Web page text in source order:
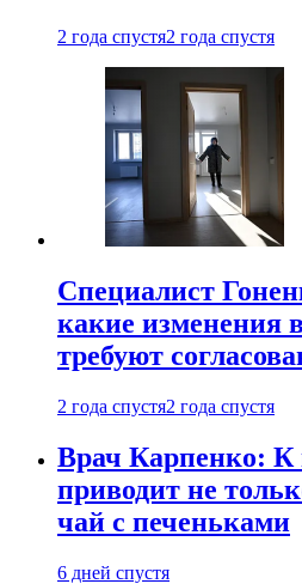
2 года спустя2 года спустя
Специалист
какие изменения
требуют
2 года спустя2 года спустя
Врач Карпенко: К
приводит не
чай с печеньками
6 дней спустя